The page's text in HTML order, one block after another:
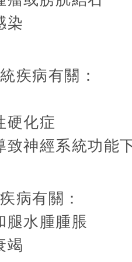
染
疾病有關：
硬化症
致神經系統功能
病有關：
腿水腫腫脹
竭